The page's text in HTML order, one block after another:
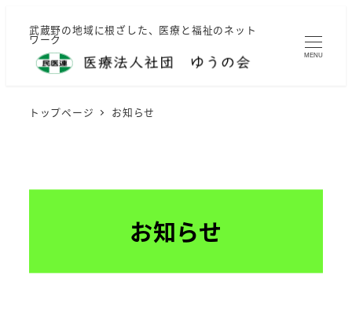
武蔵野の地域に根ざした、医療と福祉のネット
ワーク
MENU
トップページ お知らせ
お知らせ